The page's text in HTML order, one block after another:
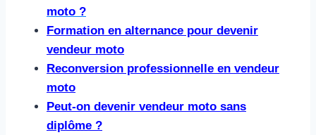
moto ?
Formation en alternance pour devenir
vendeur moto
Reconversion professionnelle en vendeur
moto
Peut-on devenir vendeur moto sans
diplôme ?